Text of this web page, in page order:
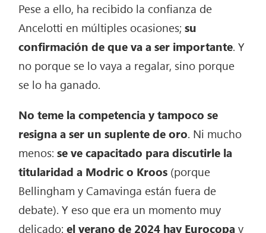
Pese a ello, ha recibido la confianza de
Ancelotti en múltiples ocasiones; su
confirmación de que va a ser importante. Y
no porque se lo vaya a regalar, sino porque
se lo ha ganado.
No teme la competencia y tampoco se
resigna a ser un suplente de oro. Ni mucho
menos:se ve capacitado para discutirle la
titularidad a Modric o Kroos (porque
Bellingham y Camavinga están fuera de
debate). Y eso que era un momento muy
delicado: el verano de 2024 hay Eurocopay